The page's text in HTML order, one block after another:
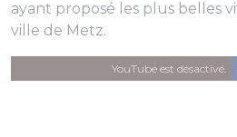
ayant proposé les plus belles
ville de Metz.
YouTube est désactivé.